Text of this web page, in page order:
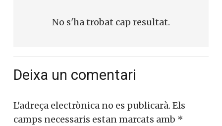
No s'ha trobat cap resultat.
Deixa un comentari
L'adreça electrònica no es publicarà. Els
camps necessaris estan marcats amb *